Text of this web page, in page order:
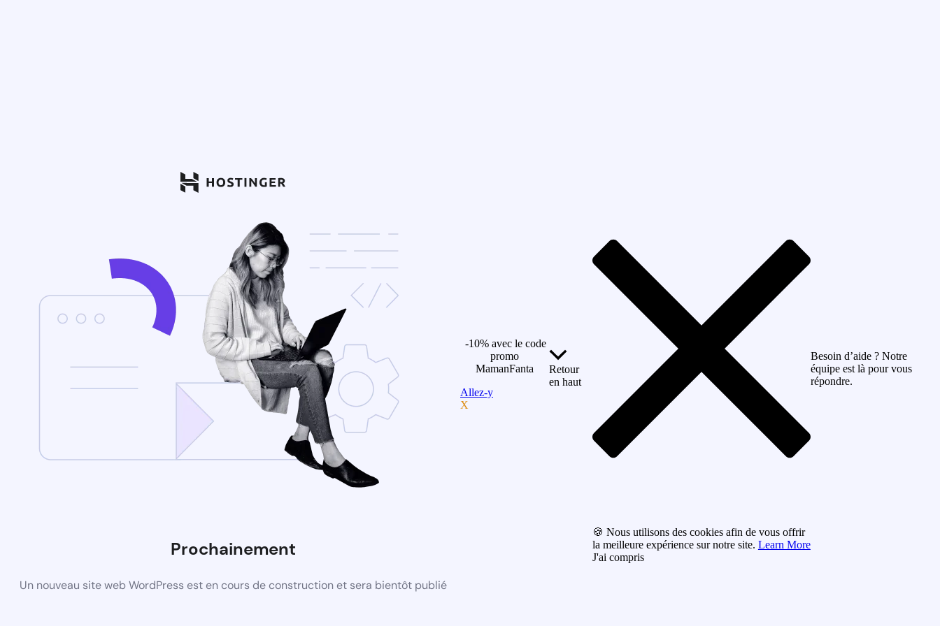
Prochainement
Un nouveau site web WordPress est en cours de construction et sera bientôt publié
-10% avec le code
promo
MamanFanta
Allez-y
X
Retour
en haut
🍪 Nous utilisons des cookies afin de vous offrir
la meilleure expérience sur notre site. Learn More
J'ai compris
Besoin d’aide ? Notre
équipe est là pour vous
répondre.